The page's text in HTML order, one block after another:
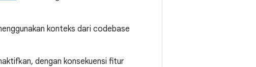
konteks dari codebase
dengan konsekuensi fitur